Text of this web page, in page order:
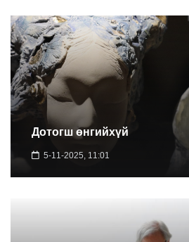
Дотогш өнгийхүй
5-11-2025, 11:01